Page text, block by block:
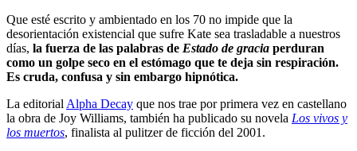
Que esté escrito y ambientado en los 70 no impide que la
desorientación existencial que sufre Kate sea trasladable a nuestros
días, la fuerza de las palabras de Estado de gracia perduran
como un golpe seco en el estómago que te deja sin respiración.
Es cruda, confusa y sin embargo hipnótica.
La editorial Alpha Decay que nos trae por primera vez en castellano
la obra de Joy Williams, también ha publicado su novela Los vivos y
los muertos, finalista al pulitzer de ficción del 2001.